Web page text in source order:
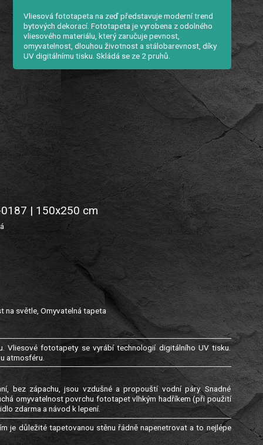
Vliesová fototapeta na zeď představuje moderní trend
bytových dekorací. Fototapeta je vyrobena z odolného
vliesového materiálu, který zaručuje pevnost,
omyvatelnost, dlouhou životnost a stálobarevnost, díky
UV digitálnímu tisku. Skládá se ze 2 pruhů.
| 150x250 cm
na světle, Omyvatelná tapeta
Vliesové fototapety se vyrábí technologií digitálního UV tisku.
atmosféru.
bez zápachu, jsou vzdušné a propouští vodní páry. Snadné
omyvatelnost povrchu fototapet vlhkým hadříkem (při použití
zdarma a návod k lepení.
je důležité tapetovanou stěnu řádně napenetrovat a to nejlépe